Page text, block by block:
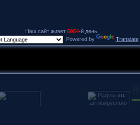
Наш сайт живет 6064-й день.
Powered by
Translate